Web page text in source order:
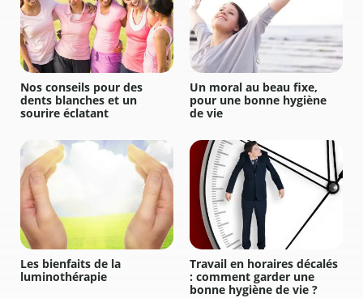
Nos conseils pour des
dents blanches et un
sourire éclatant
Un moral au beau fixe,
pour une bonne hygiène
de vie
Les bienfaits de la
luminothérapie
Travail en horaires décalés
: comment garder une
bonne hygiène de vie ?